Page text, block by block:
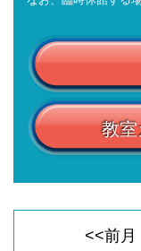
教
<<前月